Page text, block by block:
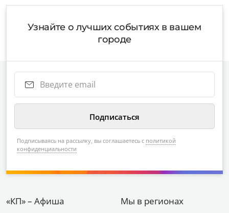
Узнайте о лучших событиях в вашем
городе
Подписываясь на рассылку, вы соглашаетесь с политикой
конфиденциальности
«КП» – Афиша Мы в регионах